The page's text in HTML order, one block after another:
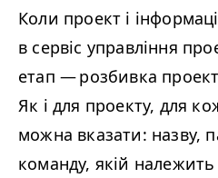
Коли проект і
в сервіс управління
етап — розбивка
Як і для проекту, для
можна вказати: назву,
команду, якій